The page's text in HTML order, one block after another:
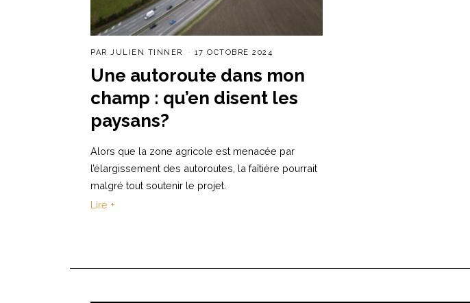
PAR JULIEN TINNER 17 OCTOBRE 2024
Une autoroute dans mon
champ : qu’en disent les
paysans?
Alors que la zone agricole est menacée par
l’élargissement des autoroutes, la faîtière pourrait
malgré tout soutenir le projet.
Lire +